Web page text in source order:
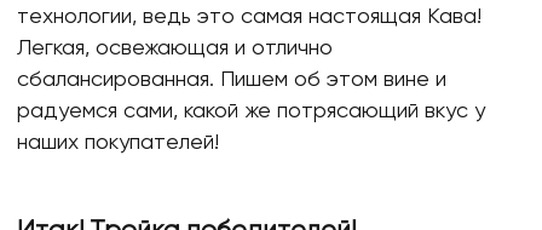
технологии, ведь это самая настоящая Кава!
Легкая, освежающая и отлично
сбалансированная. Пишем об этом вине и
радуемся сами, какой же потрясающий вкус у
наших покупателей!